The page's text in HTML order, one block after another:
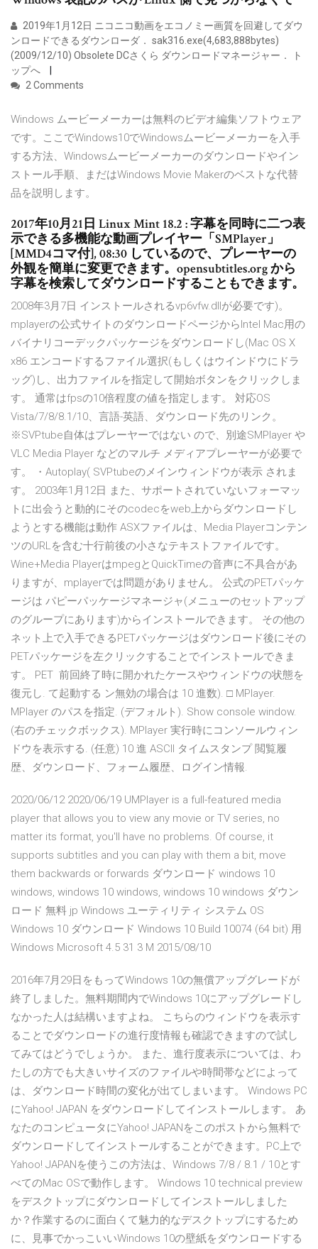
2019年1月12日 ニコニコ動画をエコノミー画質を回避してダウ
ンロードできるダウンローダ． sak316.exe(4,683,888bytes)
(2009/12/10) Obsolete DCさくら ダウンロードマネージャー． ト
ップへ
2 Comments
Windows ムービーメーカーは無料のビデオ編集ソフトウェア
です。ここでWindows10でWindowsムービーメーカーを入手
する方法、Windowsムービーメーカーのダウンロードやイン
ストール手順、まだはWindows Movie Makerのベストな代替
品を説明します。
2017年10月21日 Linux Mint 18.2 : 字幕を同時に二つ表
示できる多機能な動画プレイヤー「SMPlayer」
[MMD4コマ付], 08:30 しているので、プレーヤーの
外観を簡単に変更できます。opensubtitles.org から
字幕を検索してダウンロードすることもできます。
2008年3月7日 インストールされるvp6vfw.dllが必要です)。
mplayerの公式サイトのダウンロードページからIntel Mac用の
バイナリコーデックパッケージをダウンロードし(Mac OS X
x86 エンコードするファイル選択(もしくはウインドウにドラ
ッグ)し、出力ファイルを指定して開始ボタンをクリックしま
す。 通常はfpsの10倍程度の値を指定します。 対応OS
Vista/7/8/8.1/10、言語-英語、ダウンロード先のリンク。
※SVPtube自体はプレーヤーではない ので、別途SMPlayer や
VLC Media Player などのマルチ メディアプレーヤーが必要で
す。 ・Autoplay( SVPtubeのメインウィンドウが表示 されま
す。 2003年1月12日 また、サポートされていないフォーマッ
トに出会うと動的にそのcodecをweb上からダウンロードし
ようとする機能は動作 ASXファイルは、Media Playerコンテン
ツのURLを含む十行前後の小さなテキストファイルです。
Wine+Media PlayerはmpegとQuickTimeの音声に不具合があ
りますが、mplayerでは問題がありません。 公式のPETパッケ
ージは パピーパッケージマネージャ(メニューのセットアップ
のグループにあります)からインストールできます。 その他の
ネット上で入手できるPETパッケージはダウンロード後にその
PETパッケージを左クリックすることでインストールできま
す。 PET 前回終了時に開かれたケースやウィンドウの状態を
復元し. て起動する ン無効の場合は 10 進数). □ MPlayer.
MPlayer のパスを指定. (デフォルト). Show console window.
(右のチェックボックス). MPlayer 実行時にコンソールウィン
ドウを表示する. (任意) 10 進 ASCII タイムスタンプ 閲覧履
歴、ダウンロード、フォーム履歴、ログイン情報.
2020/06/12 2020/06/19 UMPlayer is a full-featured media
player that allows you to view any movie or TV series, no
matter its format, you'll have no problems. Of course, it
supports subtitles and you can play with them a bit, move
them backwards or forwards ダウンロード windows 10
windows, windows 10 windows, windows 10 windows ダウン
ロード 無料 jp Windows ユーティリティ システム OS
Windows 10 ダウンロード Windows 10 Build 10074 (64 bit) 用
Windows Microsoft 4.5 31 3 M 2015/08/10
2016年7月29日をもってWindows 10の無償アップグレードが
終了しました。無料期間内でWindows 10にアップグレードし
なかった人は結構いますよね。 こちらのウィンドウを表示す
ることでダウンロードの進行度情報も確認できますので試し
てみてはどうでしょうか。 また、進行度表示については、わ
たしの方でも大きいサイズのファイルや時間帯などによって
は、ダウンロード時間の変化が出てしまいます。 Windows PC
にYahoo! JAPAN をダウンロードしてインストールします。 あ
なたのコンピュータにYahoo! JAPANをこのポストから無料で
ダウンロードしてインストールすることができます。PC上で
Yahoo! JAPANを使うこの方法は、Windows 7/8 / 8.1 / 10とす
べてのMac OSで動作します。 Windows 10 technical preview
をデスクトップにダウンロードしてインストールしました
か？作業するのに面白くて魅力的なデスクトップにするため
に、見事でかっこいいWindows 10の壁紙をダウンロードする